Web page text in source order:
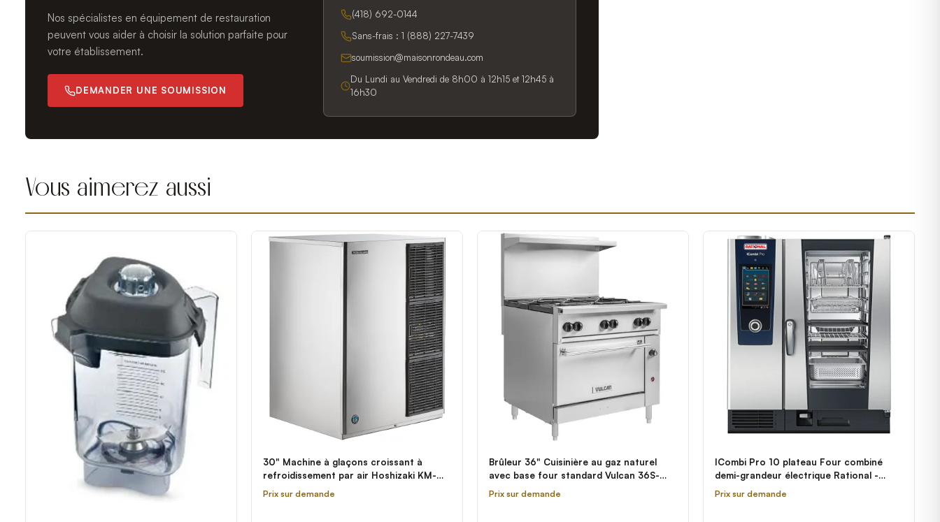
Nos spécialistes en équipement de restauration
peuvent vous aider à choisir la solution parfaite pour
votre établissement.
DEMANDER UNE SOUMISSION
(418) 692-0144
Sans-frais : 1 (888) 227-7439
soumission@maisonrondeau.com
Du Lundi au Vendredi de 8h00 à 12h15 et 12h45 à
16h30
Vous aimerez aussi
30" Machine à glaçons croissant à
refroidissement par air Hoshizaki KM-
1340MAJ - 208-230V; 1 Phase; 1275 lb.
Prix sur demande
Brûleur 36" Cuisinière au gaz naturel
avec base four standard Vulcan 36S-
6BN - 215,000 BTU
Prix sur demande
ICombi Pro 10 plateau Four combiné
demi-grandeur électrique Rational -
208/240V, 3 Phase
Prix sur demande